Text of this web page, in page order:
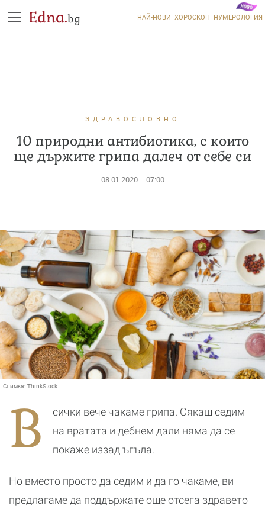
Edna.bg НАЙ-НОВИ ХОРОСКОП НУМЕРОЛОГИЯ
ЗДРАВОСЛОВНО
10 природни антибиотика, с които
ще държите грипа далеч от себе си
08.01.2020 07:00
Снимка: ThinkStock
В
сички вече чакаме грипа. Сякаш седим
на вратата и дебнем дали няма да се
покаже иззад ъгъла.
Но вместо просто да седим и да го чакаме, ви
предлагаме да поддържате още отсега здравето